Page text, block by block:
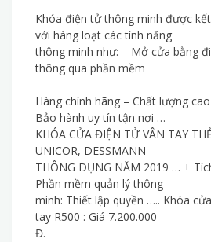
Khóa điện tử thông minh được
với hàng loạt các tính năng
thông minh như: – Mở cửa bằng
thông qua phần mềm
Hàng chính hãng – Chất lượng
Bảo hành uy tín tận nơi …
KHÓA CỬA ĐIỆN TỬ VÂN TAY
UNICOR, DESSMANN
THÔNG DỤNG NĂM 2019 … +
Phần mềm quản lý thông
minh: Thiết lập quyền ….. Khóa
tay R500 : Giá 7.200.000
Đ.